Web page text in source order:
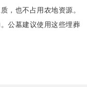
，也不占用农地资源。
公墓建议使用这些埋葬